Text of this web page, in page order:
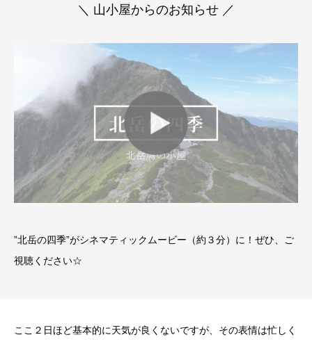
＼ 山小屋からのお知らせ ／
”北岳の四季”がシネマティックムービー（約３分）に！ぜひ、ご
視聴ください☆
ここ２日ほど基本的に天気が良くないですが、その表情は忙しく